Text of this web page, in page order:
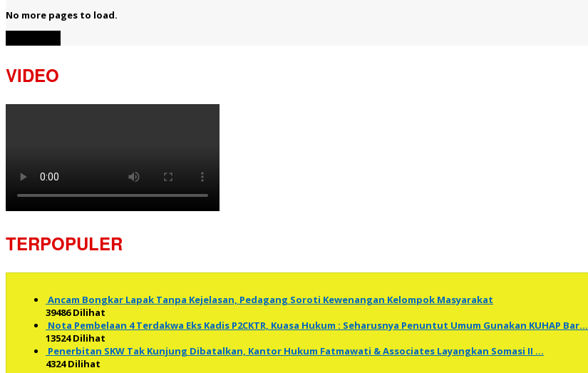
No more pages to load.
VIDEO
TERPOPULER
Ancam Bongkar Lapak Tanpa Kejelasan, Pedagang Soroti Kewenangan Kelompok Masyarakat
39486 Dilihat
Nota Pembelaan 4 Terdakwa Eks Kadis P2CKTR, Kuasa Hukum : Seharusnya Penuntut Umum Gunakan KUHAP Bar…
13524 Dilihat
Penerbitan SKW Tak Kunjung Dibatalkan, Kantor Hukum Fatmawati & Associates Layangkan Somasi II …
4324 Dilihat